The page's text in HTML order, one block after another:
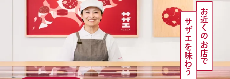
お近くのお店で
サザエを味わう